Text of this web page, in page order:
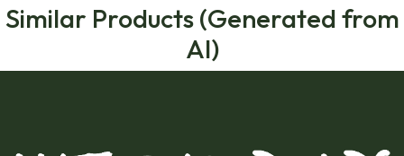
Similar Products (Generated from
AI)